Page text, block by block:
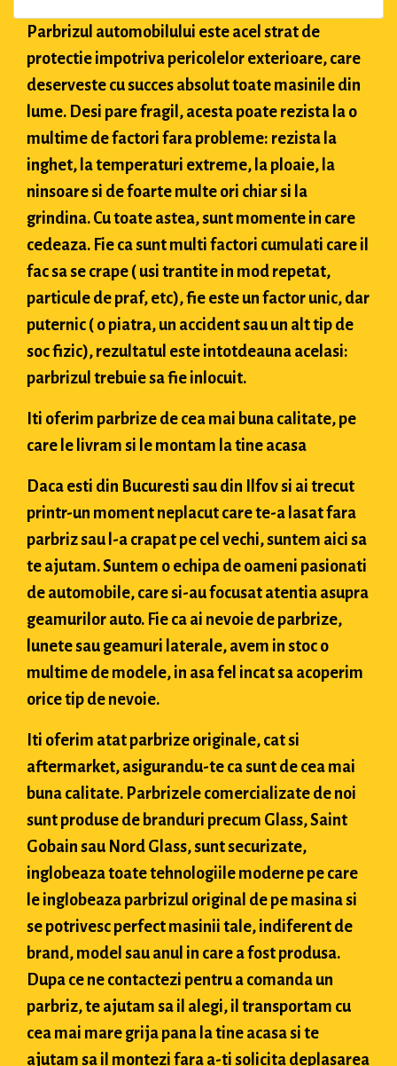
Parbrizul automobilului este acel strat de
protectie impotriva pericolelor exterioare, care
deserveste cu succes absolut toate masinile din
lume. Desi pare fragil, acesta poate rezista la o
multime de factori fara probleme: rezista la
inghet, la temperaturi extreme, la ploaie, la
ninsoare si de foarte multe ori chiar si la
grindina. Cu toate astea, sunt momente in care
cedeaza. Fie ca sunt multi factori cumulati care il
fac sa se crape ( usi trantite in mod repetat,
particule de praf, etc), fie este un factor unic, dar
puternic ( o piatra, un accident sau un alt tip de
soc fizic), rezultatul este intotdeauna acelasi:
parbrizul trebuie sa fie inlocuit.
Iti oferim parbrize de cea mai buna calitate, pe
care le livram si le montam la tine acasa
Daca esti din Bucuresti sau din Ilfov si ai trecut
printr-un moment neplacut care te-a lasat fara
parbriz sau l-a crapat pe cel vechi, suntem aici sa
te ajutam. Suntem o echipa de oameni pasionati
de automobile, care si-au focusat atentia asupra
geamurilor auto. Fie ca ai nevoie de parbrize,
lunete sau geamuri laterale, avem in stoc o
multime de modele, in asa fel incat sa acoperim
orice tip de nevoie.
Iti oferim atat parbrize originale, cat si
aftermarket, asigurandu-te ca sunt de cea mai
buna calitate. Parbrizele comercializate de noi
sunt produse de branduri precum Glass, Saint
Gobain sau Nord Glass, sunt securizate,
inglobeaza toate tehnologiile moderne pe care
le inglobeaza parbrizul original de pe masina si
se potrivesc perfect masinii tale, indiferent de
brand, model sau anul in care a fost produsa.
Dupa ce ne contactezi pentru a comanda un
parbriz, te ajutam sa il alegi, il transportam cu
cea mai mare grija pana la tine acasa si te
ajutam sa il montezi fara a-ti solicita deplasarea